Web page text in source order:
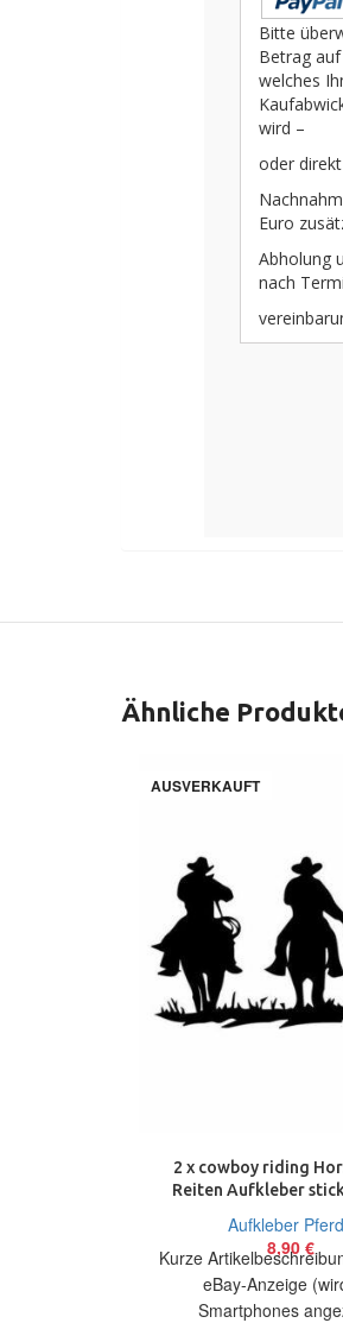
Bitte
Betrag
welches
wird –
oder
Euro
Abholung
nach
Ähnliche
AUSVERKAUFT
2 x cowboy riding
Reiten Aufkleber
Aufkleber
8,90 €
Kurze
eBay-Anzeige
Smartphones